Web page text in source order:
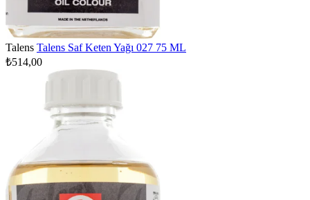
Talens Talens Saf Keten Yağı 027 75 ML
₺514,00